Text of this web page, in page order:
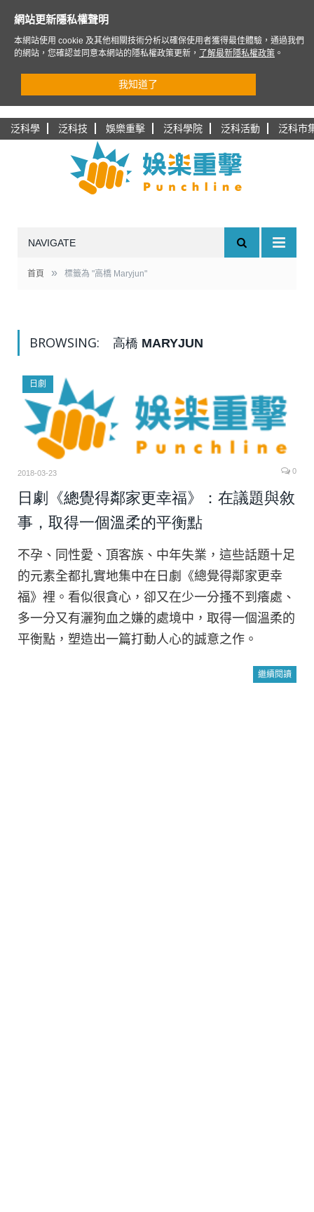
泛科學 泛科技 娛樂重擊 泛科學院 泛科活動 泛科市
NAVIGATE
首頁 » 標籤為 "高橋 Maryjun"
BROWSING: 高橋 MARYJUN
日劇
2018-03-23 0
日劇《總覺得鄰家更幸福》：在議題與敘
事，取得一個溫柔的平衡點
不孕、同性愛、頂客族、中年失業，這些話題十足
的元素全都扎實地集中在日劇《總覺得鄰家更幸
福》裡。看似很貪心，卻又在少一分搔不到癢處、
多一分又有灑狗血之嫌的處境中，取得一個溫柔的
平衡點，塑造出一篇打動人心的誠意之作。
繼續閱讀
網站更新隱私權聲明
本網站使用 cookie 及其他相關技術分析以確保使用者獲得最佳體驗，通過我們
的網站，您確認並同意本網站的隱私權政策更新，
了解最新隱私權政策 。
我知道了